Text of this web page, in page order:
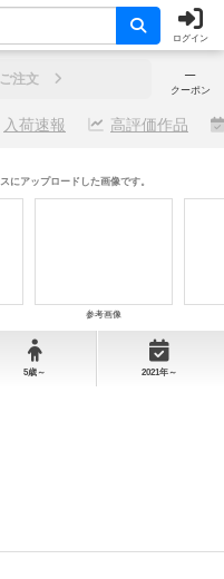
ログイン
─
クーポン
注文
入荷速報 高評価作品
参考画像
にアップロードした画像です。
5歳～ 2021年～